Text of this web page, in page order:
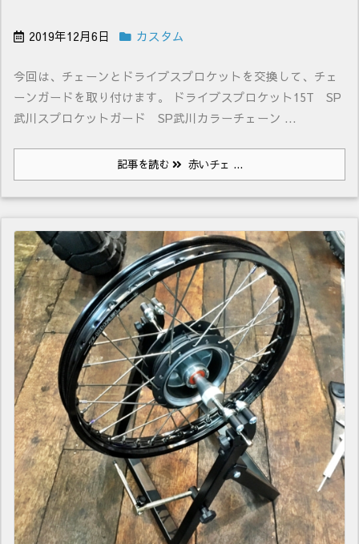
2019年12月6日 カスタム
今回は、チェーンとドライブスプロケットを交換して、チェ
ーンガードを取り付けます。 ドライブスプロケット15T SP
武川スプロケットガード SP武川カラーチェーン ...
記事を読む 赤いチェ ...